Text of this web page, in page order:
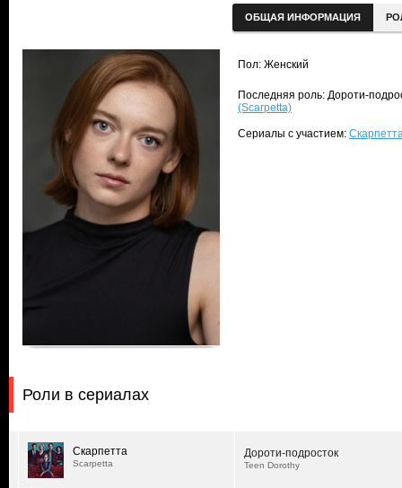
ОБЩАЯ ИНФОРМАЦИЯ
Пол: Женский
Последняя роль: Дороти-
(Scarpetta)
Сериалы с участием:
Роли в сериалах
Скарпетта
Scarpetta
Дороти-подросток
Teen Dorothy